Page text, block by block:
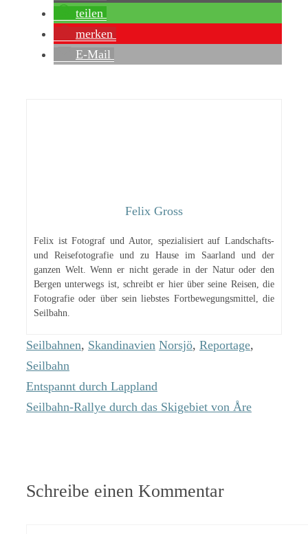
teilen
merken
E-Mail
Felix Gross
Felix ist Fotograf und Autor, spezialisiert auf Landschafts-
und Reisefotografie und zu Hause im Saarland und der
ganzen Welt. Wenn er nicht gerade in der Natur oder den
Bergen unterwegs ist, schreibt er hier über seine Reisen, die
Fotografie oder über sein liebstes Fortbewegungsmittel, die
Seilbahn.
Kategorien
Seilbahnen, Skandinavien Schlagwörter
Norsjö, Reportage,
Seilbahn
Entspannt durch Lappland
Seilbahn-Rallye durch das Skigebiet von Åre
Schreibe einen Kommentar